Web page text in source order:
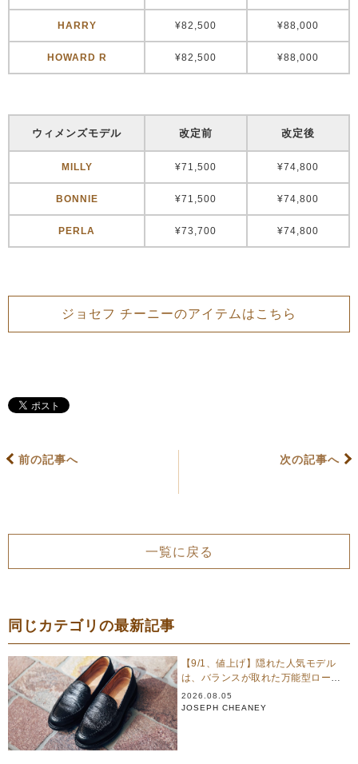
HARRY ¥82,500 ¥88,000
HOWARD R ¥82,500 ¥88,000
ウィメンズモデル 改定前 改定後
MILLY ¥71,500 ¥74,800
BONNIE ¥71,500 ¥74,800
PERLA ¥73,700 ¥74,800
ジョセフ チーニーのアイテムはこちら
前の記事へ 次の記事へ
一覧に戻る
同じカテゴリの最新記事
【9/1、値上げ】隠れた人気モデル
は、バランスが取れた万能型ローフ
ァー｜ジョセフ チーニー
2026.08.05
JOSEPH CHEANEY